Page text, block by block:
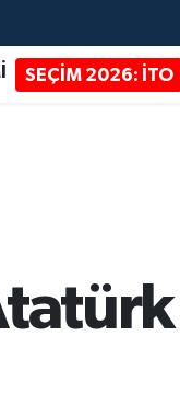
SEÇİM 2026: İTO